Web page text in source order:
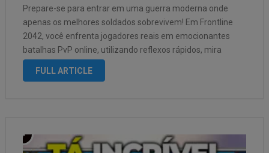
Prepare-se para entrar em uma guerra moderna onde
apenas os melhores soldados sobrevivem! Em Frontline
2042, você enfrenta jogadores reais em emocionantes
batalhas PvP online, utilizando reflexos rápidos, mira
precisa e trabalho em equipe para conquistar a vitória.
FULL ARTICLE